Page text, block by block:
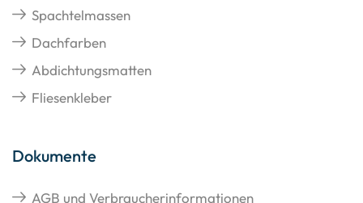
Spachtelmassen
Dachfarben
Abdichtungsmatten
Fliesenkleber
Dokumente
AGB und Verbraucherinformationen